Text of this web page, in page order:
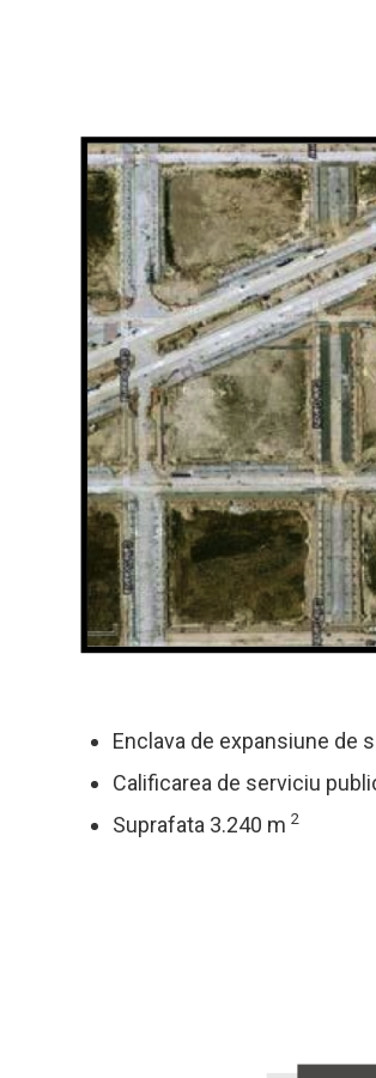
Enclava de expansiune de
Calificarea de serviciu
Suprafata 3.240 m2